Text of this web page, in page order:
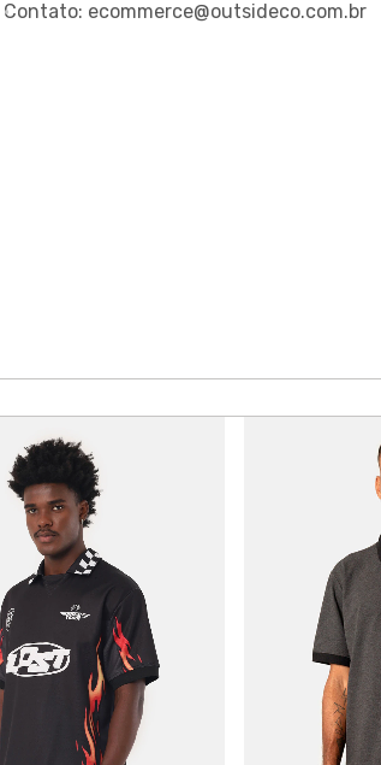
Contato:ecommerce@outsideco.com.br